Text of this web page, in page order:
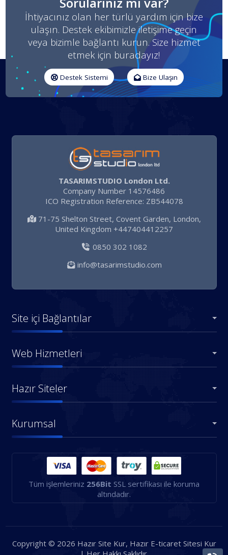
İhtiyacınız olan her türlü yardım için bize
ulaşın. Destek ekibimizle iletişime geçin
veya bizimle bağlantı kurun. Size hizmet
etmek için buradayız!
Destek Sistemi Bize Ulaşın
TASARIMSTUDIO London Ltd.
Company Number 14576486
ICO Registration Reference: ZB544078
71-75 Shelton Street, Covent Garden, London,
United Kingdom +447404412257
0850 302 1082
info@tasarimstudio.com
Site içi Bağlantılar
Web Hizmetleri
Hazır Siteler
Kurumsal
Tüm işlemleriniz 256Bit SSL sertifikası ile koruma
altındadır.
Copyright © 2026 Hazır Site Kur, Hazır E-ticaret Sitesi Kur